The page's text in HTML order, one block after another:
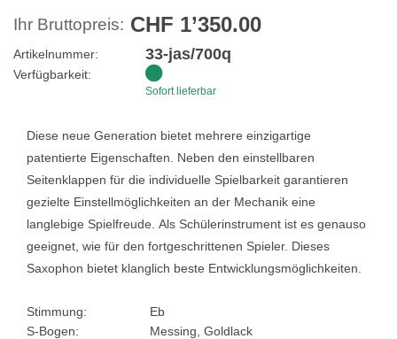
Ihr Bruttopreis: CHF 1’350.00
Artikelnummer: 33-jas/700q
Verfügbarkeit:
Sofort lieferbar
Diese neue Generation bietet mehrere einzigartige
patentierte Eigenschaften. Neben den einstellbaren
Seitenklappen für die individuelle Spielbarkeit garantieren
gezielte Einstellmöglichkeiten an der Mechanik eine
langlebige Spielfreude. Als Schülerinstrument ist es genauso
geeignet, wie für den fortgeschrittenen Spieler. Dieses
Saxophon bietet klanglich beste Entwicklungsmöglichkeiten.
Stimmung:
Eb
S-Bogen:
Messing, Goldlack